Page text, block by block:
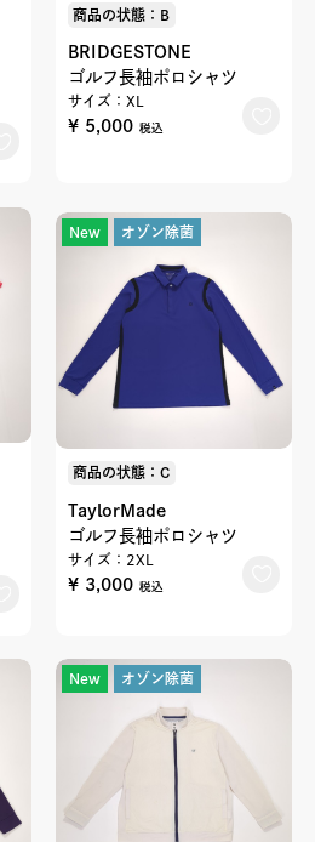
商品の状態：B
BRIDGESTONE
ゴルフ長袖ポロシャツ
サイズ：XL
¥ 5,000 税込
New オゾン除菌
商品の状態：C
TaylorMade
ゴルフ長袖ポロシャツ
サイズ：2XL
¥ 3,000 税込
New オゾン除菌